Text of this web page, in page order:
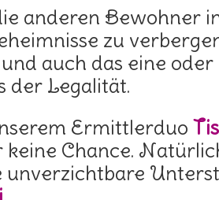
anderen Bewohner
zu
auch das eine
der Legalität.
Ermittlerduo
Chance.
unverzichtbare